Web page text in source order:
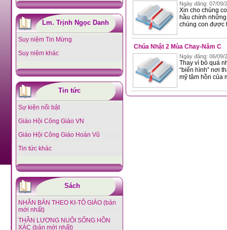
Lm. Trịnh Ngọc Danh
Suy niệm Tin Mừng
Suy niệm khác
Tin tức
Sự kiện nổi bật
Giáo Hội Công Giáo VN
Giáo Hội Công Giáo Hoàn Vũ
Tin tức khác
Sách
NHÂN BẢN THEO KI-TÔ GIÁO (bản
mới nhất)
THẦN LƯƠNG NUÔI SỐNG HỒN
XÁC (bản mới nhất)
Ngày đăng: 07/09/
Xin cho chúng
hầu chính
Chúa Nhật 2 Mùa Chay-Năm C
Ngày đăng: 06/09/
Thay vì bỏ quá
“biến hình” nơi
mỹ tâm hồn của